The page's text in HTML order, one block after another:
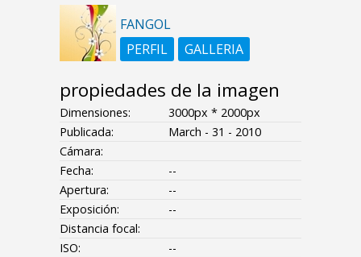
FANGOL
PERFIL
GALLERIA
propiedades de la imagen
Dimensiones:
3000px * 2000px
Publicada:
March - 31 - 2010
Cámara:
Fecha:
--
Apertura:
--
Exposición:
--
Distancia focal:
ISO:
--